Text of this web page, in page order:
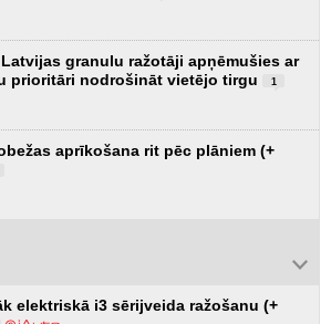
Latvijas granulu ražotāji apņēmušies ar
prioritāri nodrošināt vietējo tirgu
1
aprīkošana rit pēc plāniem (+
elektriskā i3 sērijveida ražošanu (+